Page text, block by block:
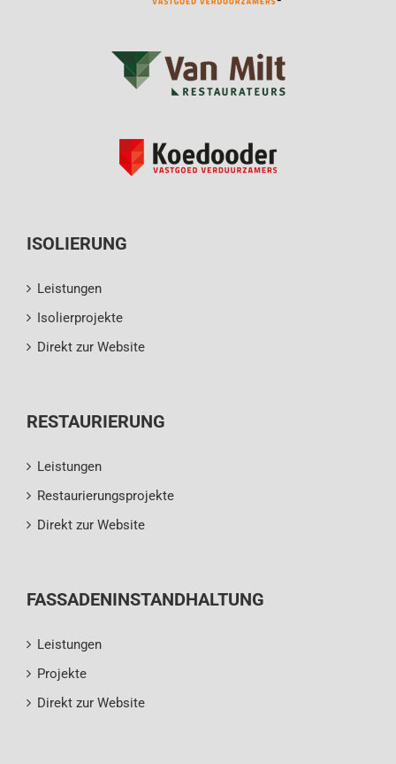
ISOLIERUNG
Leistungen
Isolierprojekte
Direkt zur Website
RESTAURIERUNG
Leistungen
Restaurierungsprojekte
Direkt zur Website
FASSADENINSTANDHALTUNG
Leistungen
Projekte
Direkt zur Website